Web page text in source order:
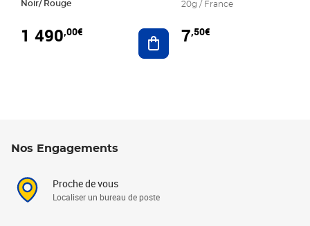
Noir/ Rouge
1 490,00€ Ajouter au panier
20g / France
7,50€
Nos Engagements
Proche de vous
Localiser un bureau de poste